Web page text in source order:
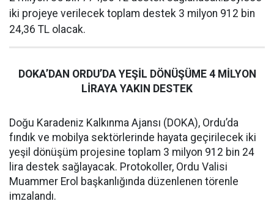
iki projeye verilecek toplam destek 3 milyon 912 bin
24,36 TL olacak.
DOKA’DAN ORDU’DA YEŞİL DÖNÜŞÜME 4 MİLYON
LİRAYA YAKIN DESTEK
Doğu Karadeniz Kalkınma Ajansı (DOKA), Ordu’da
fındık ve mobilya sektörlerinde hayata geçirilecek iki
yeşil dönüşüm projesine toplam 3 milyon 912 bin 24
lira destek sağlayacak. Protokoller, Ordu Valisi
Muammer Erol başkanlığında düzenlenen törenle
imzalandı.